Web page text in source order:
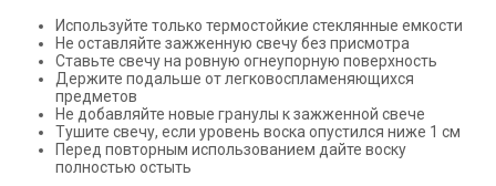
Используйте только термостойкие стеклянные емкости
Не оставляйте зажженную свечу без присмотра
Ставьте свечу на ровную огнеупорную поверхность
Держите подальше от легковоспламеняющихся
предметов
Не добавляйте новые гранулы к зажженной свече
Тушите свечу, если уровень воска опустился ниже 1 см
Перед повторным использованием дайте воску
полностью остыть